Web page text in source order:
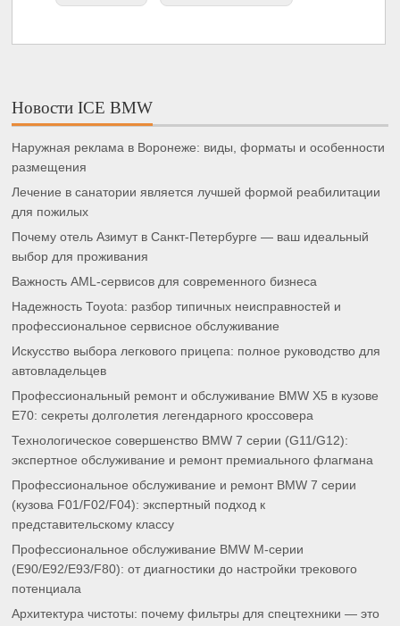
Новости ICE BMW
Наружная реклама в Воронеже: виды, форматы и особенности
размещения
Лечение в санатории является лучшей формой реабилитации
для пожилых
Почему отель Азимут в Санкт-Петербурге — ваш идеальный
выбор для проживания
Важность AML-сервисов для современного бизнеса
Надежность Toyota: разбор типичных неисправностей и
профессиональное сервисное обслуживание
Искусство выбора легкового прицепа: полное руководство для
автовладельцев
Профессиональный ремонт и обслуживание BMW X5 в кузове
E70: секреты долголетия легендарного кроссовера
Технологическое совершенство BMW 7 серии (G11/G12):
экспертное обслуживание и ремонт премиального флагмана
Профессиональное обслуживание и ремонт BMW 7 серии
(кузова F01/F02/F04): экспертный подход к
представительскому классу
Профессиональное обслуживание BMW M-серии
(E90/E92/E93/F80): от диагностики до настройки трекового
потенциала
Архитектура чистоты: почему фильтры для спецтехники — это